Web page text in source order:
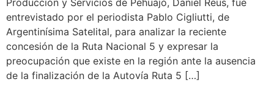
Producción y Servicios de Pehuajó, Daniel Reus, fue
entrevistado por el periodista Pablo Cigliutti, de
Argentinísima Satelital, para analizar la reciente
concesión de la Ruta Nacional 5 y expresar la
preocupación que existe en la región ante la ausencia
de la finalización de la Autovía Ruta 5 […]